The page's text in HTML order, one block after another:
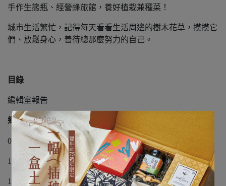
手作生態瓶、經營蜂旅館，養好植栽兼種菜！
城市生活繁忙，記得每天看看生活周邊的樹木花草，摸摸它
們、放鬆身心，善待總那麼努力的自己。
目錄
編輯室報告
鄉間風景COVER STORY
08 輕鬆桌遊樂 城市植趣漫步與植趣圖鑑
14 綠意散步學 你認識剛剛經過的那棵樹嗎？
18
路樹與它們的產地 護樹的人：健康綠意的城市，才能